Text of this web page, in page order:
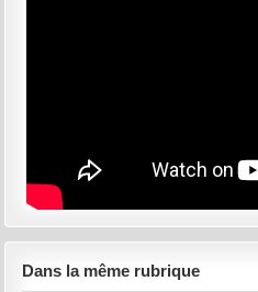
Dans la même rubrique